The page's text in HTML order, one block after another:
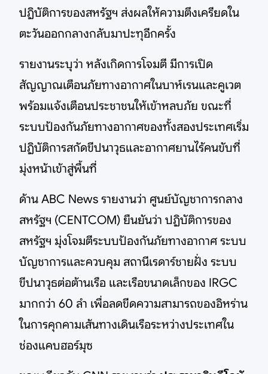
ปฏิบัติการของสหรัฐฯ ส่งผลให้ความตึงเครียดใน
ตะวันออกกลางกลับมาปะทุอีกครั้ง
รายงานระบุว่า หลังเกิดการโจมตี มีการเปิด
สัญญาณเตือนภัยทางอากาศในบาห์เรนและคูเวต
พร้อมแจ้งเตือนประชาชนให้เข้าหลบภัย ขณะที่
ระบบป้องกันภัยทางอากาศของทั้งสองประเทศเริ่ม
ปฏิบัติการสกัดขีปนาวุธและอากาศยานไร้คนขับที่
มุ่งหน้าเข้าสู่พื้นที่
ด้าน ABC News รายงานว่า ศูนย์บัญชาการกลาง
สหรัฐฯ (CENTCOM) ยืนยันว่า ปฏิบัติการของ
สหรัฐฯ มุ่งโจมตีระบบป้องกันภัยทางอากาศ ระบบ
บัญชาการและควบคุม สถานีเรดาร์ชายฝั่ง ระบบ
ขีปนาวุธต่อต้านเรือ และเรือขนาดเล็กของ IRGC
มากกว่า 60 ลำ เพื่อลดขีดความสามารถของอิหร่าน
ในการคุกคามเส้นทางเดินเรือระหว่างประเทศใน
ช่องแคบฮอร์มุซ